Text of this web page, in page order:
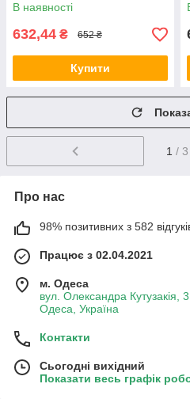
В наявності
632,44 ₴ 652 ₴
Купити
1 / 3
Про нас
98% позитивних з 582
Працює з 02.04.2021
м. Одеса
вул. Олександра Кутузакія,
Одеса, Україна
Контакти
Сьогодні вихідний
Показати весь графік